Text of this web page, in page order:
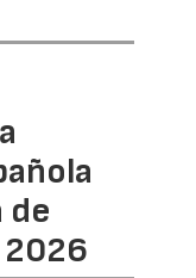
de
2026